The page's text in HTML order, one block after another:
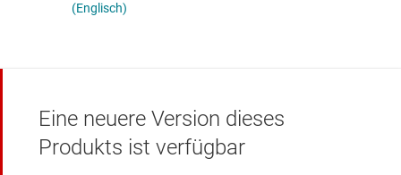
(Englisch)
Eine neuere Version dieses
Produkts ist verfügbar